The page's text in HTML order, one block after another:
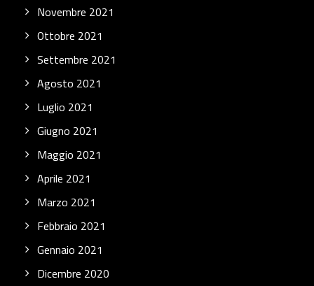
Novembre 2021
Ottobre 2021
Settembre 2021
Agosto 2021
Luglio 2021
Giugno 2021
Maggio 2021
Aprile 2021
Marzo 2021
Febbraio 2021
Gennaio 2021
Dicembre 2020